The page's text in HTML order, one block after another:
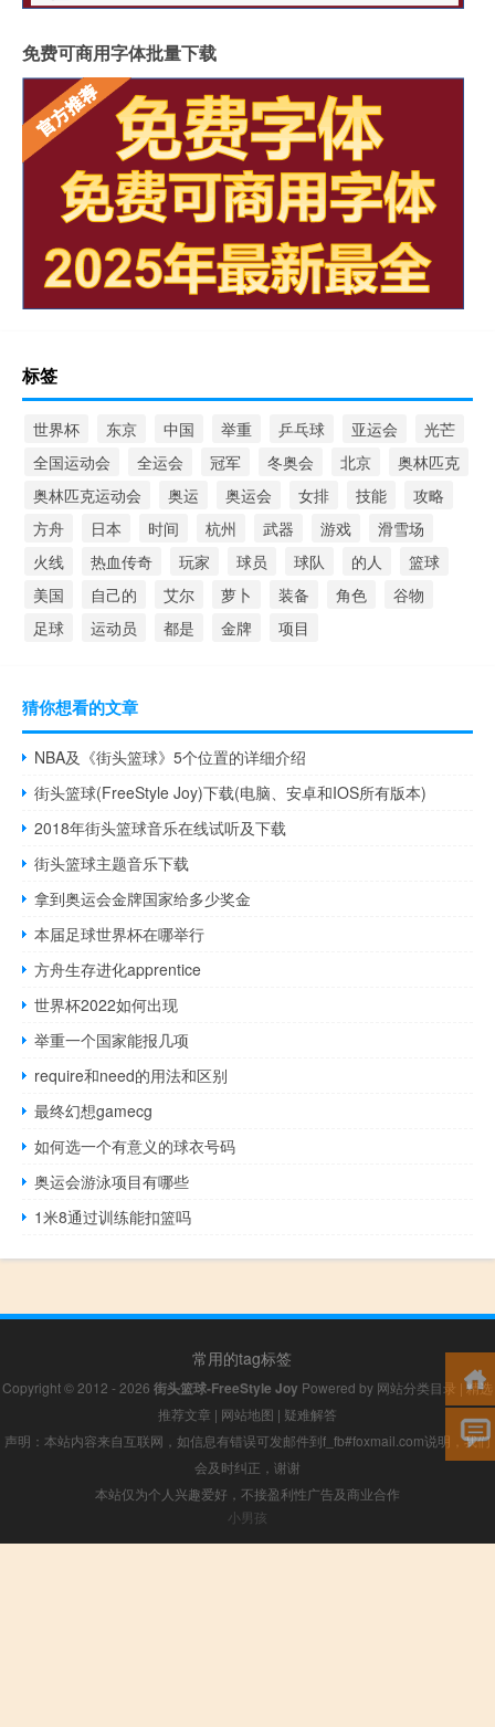
免费可商用字体批量下载
标签
世界杯 东京 中国 举重 乒乓球 亚运会
光芒
全国运动会
全运会 冠军 冬奥会 北京
奥林匹克
奥林匹克运动会
奥运 奥运会 女排 技能
攻略
方舟
日本 时间 杭州 武器 游戏
滑雪场
火线
热血传奇 玩家 球员 球队 的人
篮球
美国
自己的 艾尔 萝卜 装备 角色
谷物
足球
运动员 都是 金牌 项目
猜你想看的文章
NBA及《街头篮球》5个位置的详细介绍
街头篮球(FreeStyle Joy)下载(电脑、安卓和IOS所有版本)
2018年街头篮球音乐在线试听及下载
街头篮球主题音乐下载
拿到奥运会金牌国家给多少奖金
本届足球世界杯在哪举行
方舟生存进化apprentice
世界杯2022如何出现
举重一个国家能报几项
require和need的用法和区别
最终幻想gamecg
如何选一个有意义的球衣号码
奥运会游泳项目有哪些
1米8通过训练能扣篮吗
常用的tag标签
Copyright © 2012 - 2026 街头篮球-FreeStyle Joy Powered by 网站分类目录 |精选
推荐文章 | 网站地图 | 疑难解答
声明：本站内容来自互联网，如信息有错误可发邮件到f_fb#foxmail.com说明，我们
会及时纠正，谢谢
本站仅为个人兴趣爱好，不接盈利性广告及商业合作
小男孩